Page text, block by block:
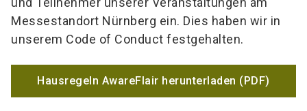
Messestandort Nürnberg ein. Dies haben wir in
unserem Code of Conduct festgehalten.
Hausregeln AwareFlair herunterladen (PDF)